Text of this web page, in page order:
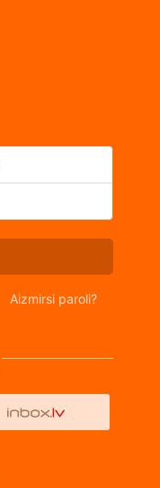
Aizmirsi paroli?